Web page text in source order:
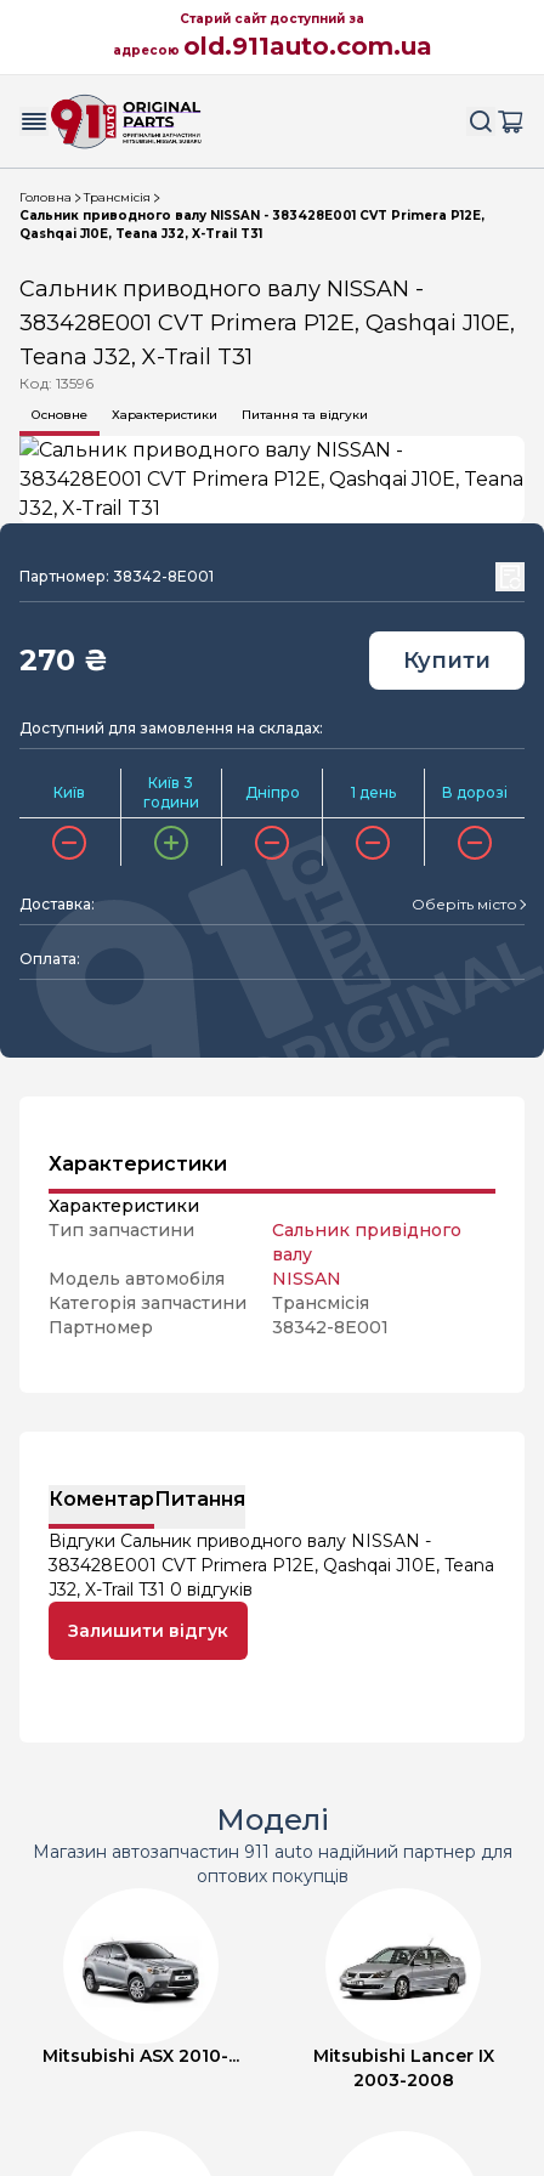
Старий сайт доступний за
адресою old.911auto.com.ua
Головна
Трансмісія
Сальник приводного валу NISSAN - 383428E001 CVT Primera P12E,
Qashqai J10E, Teana J32, X-Trail T31
Сальник приводного валу NISSAN -
383428E001 CVT Primera P12E, Qashqai J10E,
Teana J32, X-Trail T31
Код: 13596
Основне Характеристики Питання та відгуки
Партномер: 38342-8E001
270 ₴ Купити
Доступний для замовлення на складах:
Київ
Київ 3
години
Дніпро 1 день В дорозі
Доставка: Оберіть місто
Оплата:
Характеристики
Характеристики
Тип запчастини
Сальник привідного
валу
Модель автомобіля
NISSAN
Категорія запчастини
Трансмісія
Партномер
38342-8E001
КоментарПитання
Відгуки Сальник приводного валу NISSAN -
383428E001 CVT Primera P12E, Qashqai J10E, Teana
J32, X-Trail T31 0 відгуків
Залишити відгук
Моделі
Магазин автозапчастин 911 auto надійний партнер для
оптових покупців
Mitsubishi ASX 2010-...
Mitsubishi Lancer IX
2003-2008